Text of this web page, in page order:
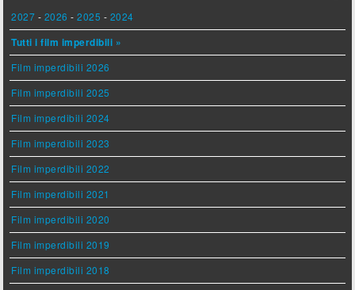
2027 - 2026 -2025 - 2024
Tutti i film imperdibili »
Film imperdibili 2026
Film imperdibili 2025
Film imperdibili 2024
Film imperdibili 2023
Film imperdibili 2022
Film imperdibili 2021
Film imperdibili 2020
Film imperdibili 2019
Film imperdibili 2018